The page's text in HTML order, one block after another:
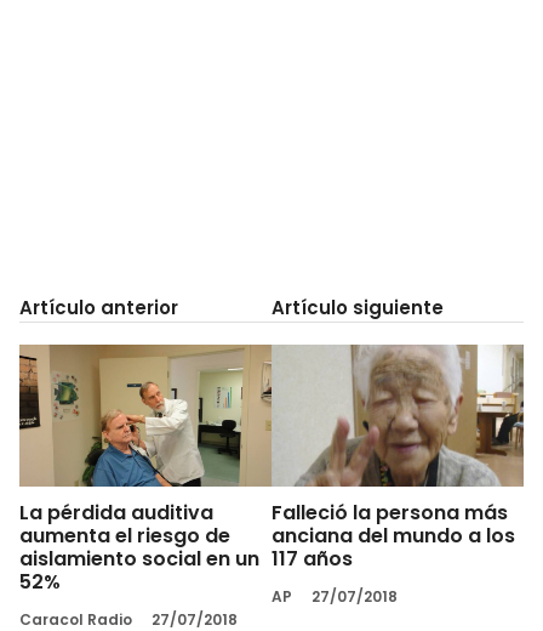
Artículo anterior
La pérdida auditiva
aumenta el riesgo de
aislamiento social en un
52%
Caracol Radio 27/07/2018
Artículo siguiente
Falleció la persona más
anciana del mundo a los
117 años
AP 27/07/2018